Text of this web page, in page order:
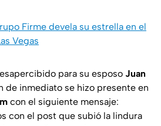
Firme devela su estrella en el
Vegas
para su esposo Juan
de inmediato se hizo presente en
con el siguiente mensaje:
con el post que subió la lindura